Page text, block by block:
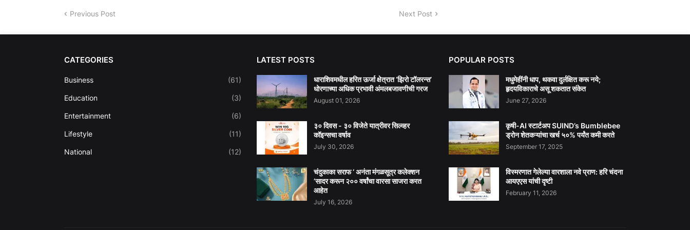
Previous Post Next Post
CATEGORIES
Business (61)
Education (3)
Entertainment (6)
Lifestyle (11)
National (12)
LATEST POSTS
धाराशिवमधील हरित ऊर्जा क्षेत्रात ‘झिरो टॉलरन्स’
धोरणाच्या अधिक प्रभावी अंमलबजावणीची गरज
August 01, 2026
३० दिवस - ३० विजेते यात्रीवर सिल्व्हर
कॉइन्सचा वर्षाव
July 30, 2026
चंदुकाका सराफ ‘ अनंता मंगळसूत्र कलेक्शन
’सादर करून २०० वर्षांचा वारसा साजरा करत
आहेत
July 16, 2026
POPULAR POSTS
मधुमेहींनी धाप, थकवा दुर्लक्षित करू नये;
हृदयविकाराचे असू शकतात संकेत
June 27, 2026
कृषी-AI स्टार्टअप SUIND’s Bumblebee
ड्रोन शेतकऱ्यांचा खर्च ५०% पर्यंत कमी करते
September 17, 2025
विस्मरणात गेलेल्या वारशाला नवे प्राण: हरि चंदना
आयएएस यांची दृष्टी
February 11, 2026